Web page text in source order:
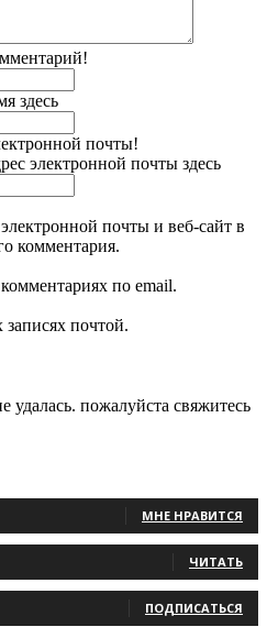
здесь
почты!
электронной почты здесь
почты и веб-сайт в
комментария.
по email.
почтой.
удалась. пожалуйста свяжитесь
МНЕ НРАВИТСЯ
ЧИТАТЬ
ПОДПИСАТЬСЯ